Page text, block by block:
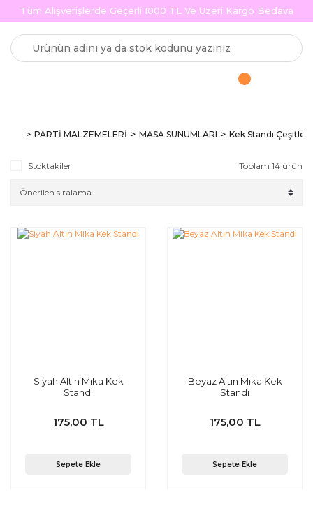
Tüm Alışverişlerde Geçerli 1000 TL Ve Üzeri Kargo Bedava
PARTİ MALZEMELERİ MASA SUNUMLARI Kek Standı Çeşitleri
Stoktakiler Toplam 14 ürün
Siyah Altın Mika Kek
Standı
175,00 TL
Sepete Ekle
Beyaz Altın Mika Kek
Standı
175,00 TL
Sepete Ekle